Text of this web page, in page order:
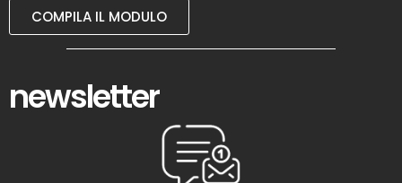
COMPILA IL MODULO
newsletter